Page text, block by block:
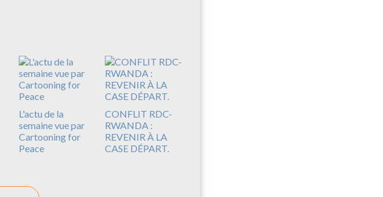
L'actu de la
semaine vue par
Cartooning for
Peace
CONFLIT RDC-
RWANDA :
REVENIR À LA
CASE DÉPART.